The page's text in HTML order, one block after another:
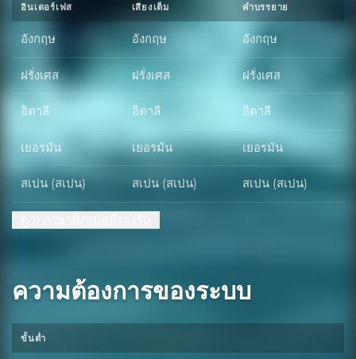
อินเตอร์เฟส เสียงเต็ม คำบรรยาย
อังกฤษ อังกฤษ อังกฤษ
ฝรั่งเศส ฝรั่งเศส ฝรั่งเศส
อิตาลี อิตาลี อิตาลี
เยอรมัน เยอรมัน เยอรมัน
สเปน (สเปน) สเปน (สเปน) สเปน (สเปน)
ความต้องการของระบบ
ขั้นต่ำ